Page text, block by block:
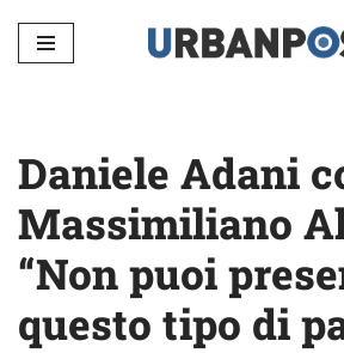
Vai
Daniele Adani
Massimiliano
“Non puoi
questo tipo di